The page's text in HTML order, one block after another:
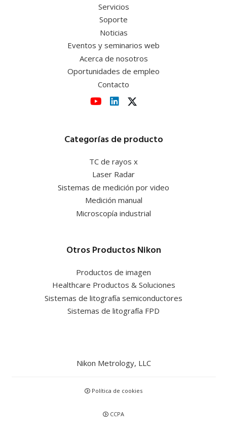
Servicios
Soporte
Noticias
Eventos y seminarios web
Acerca de nosotros
Oportunidades de empleo
Contacto
Categorías de producto
TC de rayos x
Laser Radar
Sistemas de medición por video
Medición manual
Microscopía industrial
Otros Productos Nikon
Productos de imagen
Healthcare Productos & Soluciones
Sistemas de litografía semiconductores
Sistemas de litografía FPD
Nikon Metrology, LLC
Política de cookies
CCPA